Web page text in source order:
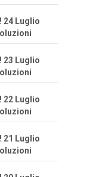
24 Luglio
23 Luglio
22 Luglio
21 Luglio